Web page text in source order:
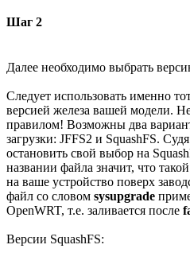
Шаг 2
Далее необходимо выбрать
Следует использовать именно
версией железа вашей модели.
правилом! Возможны два
загрузки: JFFS2 и SquashFS.
остановить свой выбор на
названии файла значит, что
на ваше устройство поверх
файл со словом sysupgrade
OpenWRT, т.е. заливается после
Версии SquashFS: